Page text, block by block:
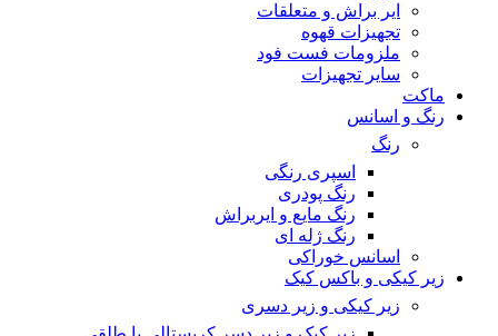
ایر براش و متعلقات
تجهیزات قهوه
ملزومات فست فود
سایر تجهیزات
ماکت
رنگ و اسانس
رنگ
اسپری رنگی
رنگ پودری
رنگ مایع و ایربراش
رنگ ژله ای
اسانس خوراکی
زیر کیکی و باکس کیک
زیر کیکی و زیر دسری